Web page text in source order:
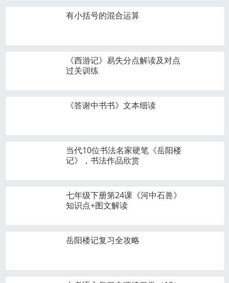
有小括号的混合运算
《西游记》易失分点解读及对点
过关训练
《答谢中书书》文本细读
当代10位书法名家硬笔《岳阳楼
记》，书法作品欣赏
七年级下册第24课《河中石兽》
知识点+图文解读
岳阳楼记复习全攻略